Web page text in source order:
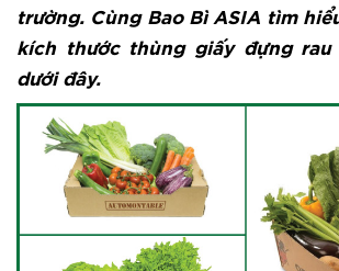
trường. Cùng Bao Bì ASIA tìm
kích thước thùng giấy đựng
dưới đây.